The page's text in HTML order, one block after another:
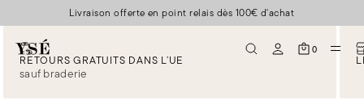
Livraison offerte en point relais dès 100€ d'achat
0
RETOURS GRATUITS DANS L’UE
sauf braderie